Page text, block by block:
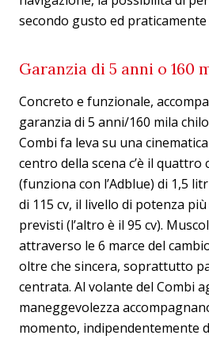
secondo gusto ed
Garanzia di 5 anni o 160
Concreto e funzionale,
garanzia di 5 anni/160 mila
Combi fa leva su una
centro della scena c’è il
(funziona con l’Adblue) di 1,5
di 115 cv, il livello di potenza
previsti (l’altro è il 95 cv).
attraverso le 6 marce del
oltre che sincera, soprattutto
centrata. Al volante del Combi
maneggevolezza
momento, indipendentemente